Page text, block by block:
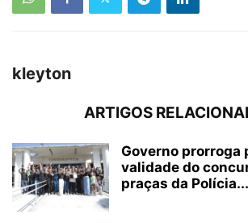
kleyton
ARTIGOS
Governo prorroga
validade do
praças da Polícia...